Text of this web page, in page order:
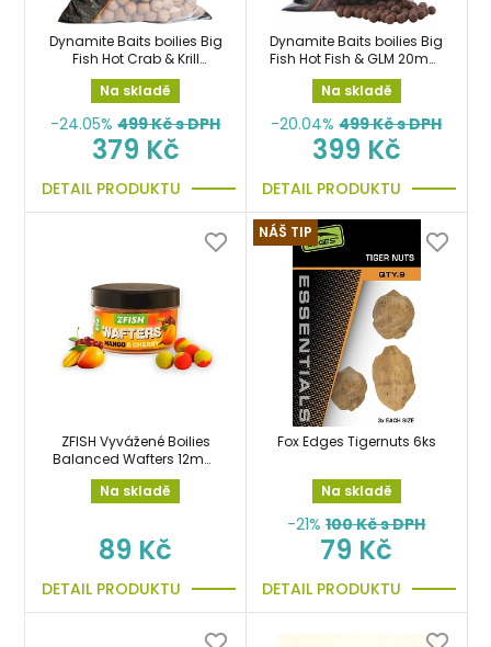
Dynamite Baits boilies Big
Fish Hot Crab & Krill
20mm 1,8kg
Na skladě
-24.05% 499Kč s DPH
379 Kč
DETAIL PRODUKTU
Dynamite Baits boilies Big
Fish Hot Fish & GLM 20mm
1,8kg
Na skladě
-20.04% 499Kč s DPH
399 Kč
DETAIL PRODUKTU
ZFISH Vyvážené Boilies
Balanced Wafters 12mm
Mango-Cherry
Na skladě
89 Kč
DETAIL PRODUKTU
NÁŠ TIP
Fox Edges Tigernuts 6ks
Na skladě
-21% 100Kč s DPH
79 Kč
DETAIL PRODUKTU